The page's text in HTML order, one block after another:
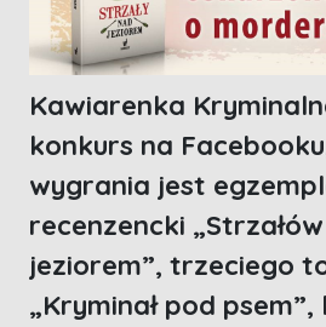
Kawiarenka
konkurs na
wygrania jest
recenzencki
jeziorem”, trzeciego
„Kryminał pod